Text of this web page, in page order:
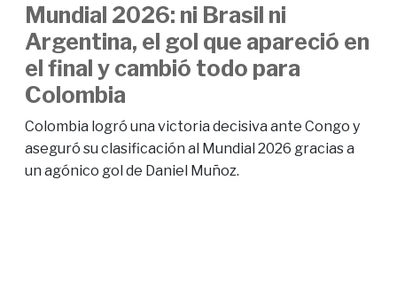
Mundial 2026: ni Brasil ni
Argentina, el gol que apareció en
el final y cambió todo para
Colombia
Colombia logró una victoria decisiva ante Congo y
aseguró su clasificación al Mundial 2026 gracias a
un agónico gol de Daniel Muñoz.